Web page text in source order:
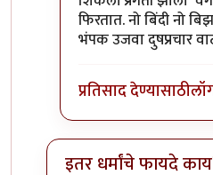
फिरतात. नो बिंदी नो
भंपक उजवा दुषप्रचार
प्रतिसाद देण्यासाठी
इतर धर्मांचे फायदे